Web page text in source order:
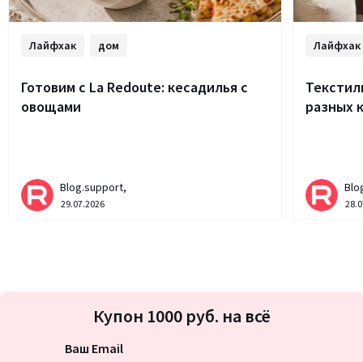
Лайфхак дом
Готовим с La Redoute: кесадилья с
овощами
Blog.support,
29.07.2026
Лайфхак
разных
на
Купон 1000 руб. на всё
Ваш Email